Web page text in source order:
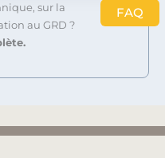
sur la
au GRD ?
FAQ